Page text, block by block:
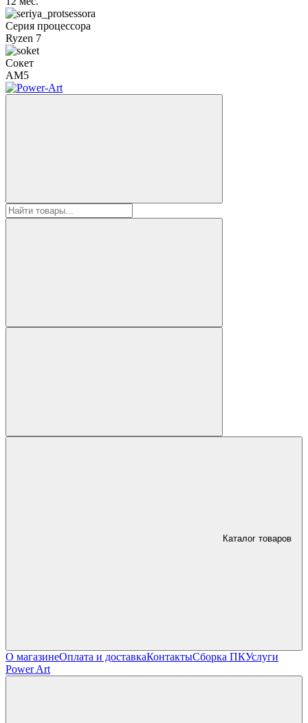
Серия процессора
Ryzen 7
Сокет
AM5
Каталог товаров
О магазинеОплата и доставкаКонтактыСборка ПКУслуги
Power Art